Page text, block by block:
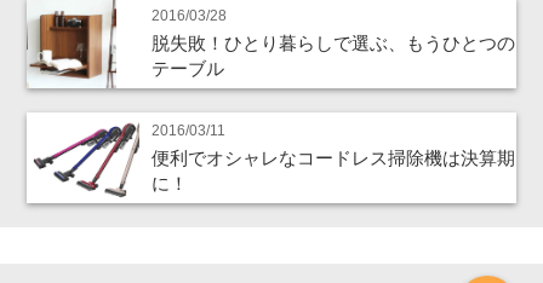
2016/03/28
脱失敗！ひとり暮らしで選ぶ、もうひとつの
テーブル
2016/03/11
便利でオシャレなコードレス掃除機は決算期
に！